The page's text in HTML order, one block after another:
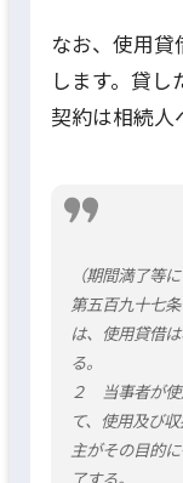
なお、使用
します。貸
契約は相続人
（期間満了等
第五百九十七
は、使用貸借
る。
２ 当事者が使
て、使用及び
主がその目的
了する。